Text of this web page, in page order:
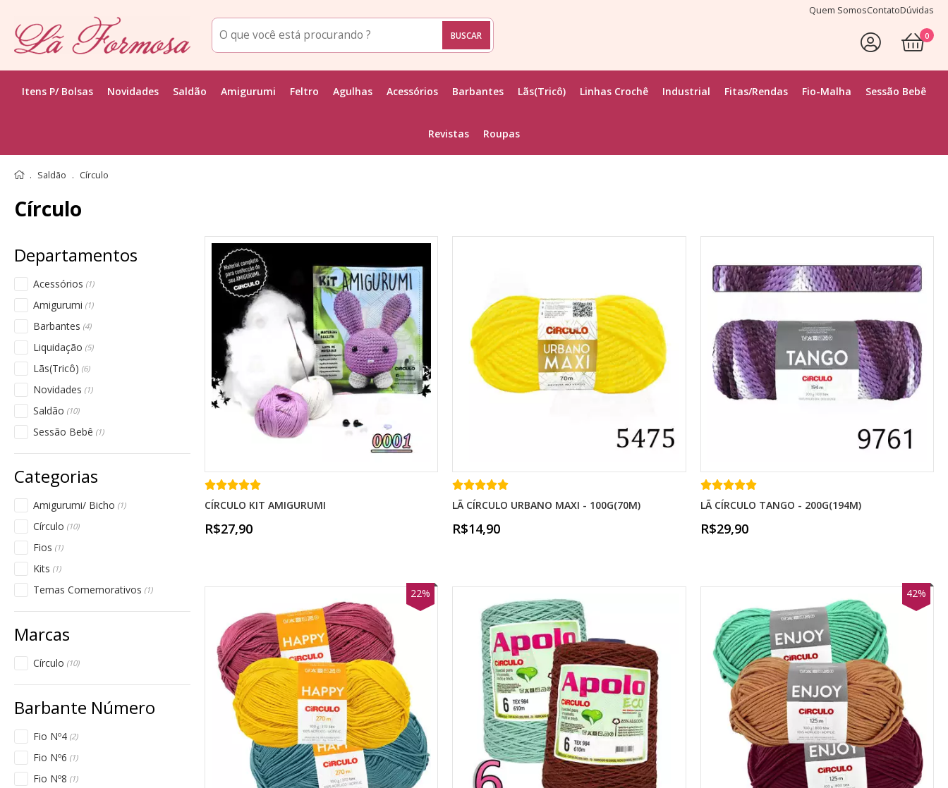
Quem SomosContatoDúvidas
Itens P/ Bolsas Novidades Saldão Amigurumi Feltro Agulhas Acessórios Barbantes Lãs(Tricô) Linhas Crochê Industrial Fitas/Rendas Fio-Malha Sessão Bebê
Revistas Roupas
0
Saldão Círculo
Círculo
Acessórios (1)
Amigurumi (1)
Barbantes (4)
Liquidação (5)
Lãs(Tricô) (6)
Novidades (1)
Saldão (10)
Sessão Bebê (1)
Amigurumi/ Bicho (1)
Círculo (10)
Fios (1)
Kits (1)
Temas Comemorativos (1)
Círculo (10)
Fio Nº4 (2)
Fio Nº6 (1)
Fio Nº8 (1)
CÍRCULO KIT AMIGURUMI
R$27,90
LÃ CÍRCULO URBANO MAXI - 100G(70M)
R$14,90
LÃ CÍRCULO TANGO - 200G(194M)
R$29,90
22% 42%